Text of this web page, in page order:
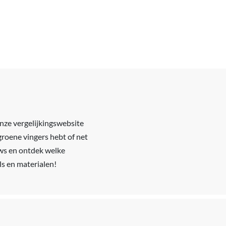
vergelijkingswebsite
vingers hebt of net
en ontdek welke
en materialen!